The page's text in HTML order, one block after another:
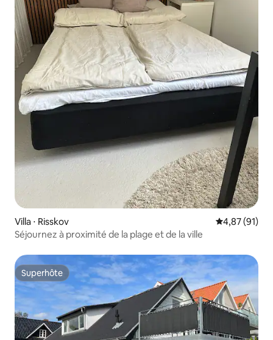
Villa ⋅ Risskov Évaluation
4,87 (91)
Séjournez à proximité de la plage et de la ville
Superhôte
Superhôte